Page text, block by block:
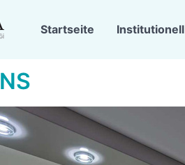
Startseite Institutionell